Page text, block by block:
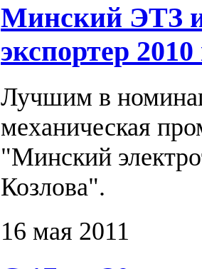
Минский ЭТЗ
экспортер 2010
Лучшим в
механическая
"Минский
Козлова".
16 мая 2011